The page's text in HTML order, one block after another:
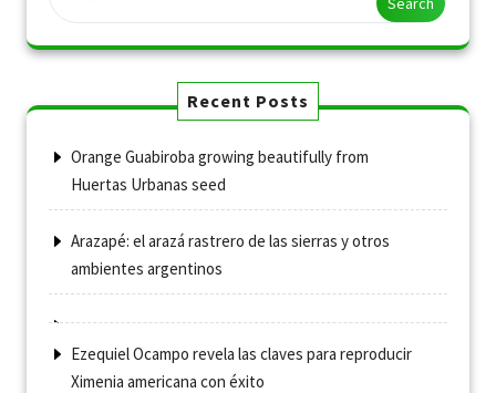
Recent Posts
Orange Guabiroba growing beautifully from
Huertas Urbanas seed
Arazapé: el arazá rastrero de las sierras y otros
ambientes argentinos
Ezequiel Ocampo revela las claves para reproducir
Ximenia americana con éxito